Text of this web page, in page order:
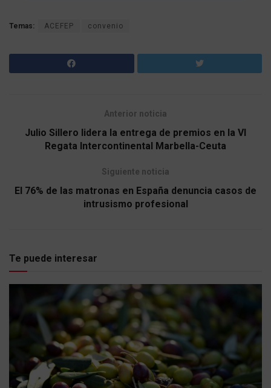
Temas: ACEFEP convenio
Anterior noticia
Julio Sillero lidera la entrega de premios en la VI
Regata Intercontinental Marbella-Ceuta
Siguiente noticia
El 76% de las matronas en España denuncia casos de
intrusismo profesional
Te puede interesar